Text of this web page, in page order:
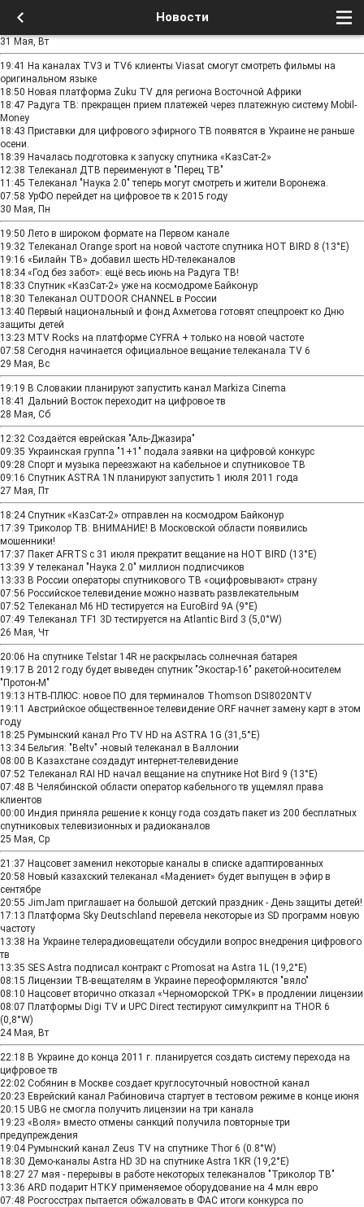
Новости
31 Мая, Вт
19:41 На каналах TV3 и TV6 клиенты Viasat смогут смотреть фильмы на
оригинальном языке
18:50 Новая платформа Zuku TV для региона Восточной Африки
18:47 Радуга ТВ: прекращен прием платежей через платежную систему Mobil-
Money
18:43 Приставки для цифрового эфирного ТВ появятся в Украине не раньше
осени.
18:39 Началась подготовка к запуску спутника «КазСат-2»
12:38 Телеканал ДТВ переименуют в "Перец ТВ"
11:45 Телеканал "Наука 2.0" теперь могут смотреть и жители Воронежа.
07:58 УрФО перейдет на цифровое тв к 2015 году
30 Мая, Пн
19:50 Лето в широком формате на Первом канале
19:32 Телеканал Orange sport на новой частоте спутника HOT BIRD 8 (13°E)
19:16 «Билайн ТВ» добавил шесть HD-телеканалов
18:34 «Год без забот»: ещё весь июнь на Радуга ТВ!
18:33 Спутник «КазСат-2» уже на космодроме Байконур
18:30 Телеканал OUTDOOR CHANNEL в России
13:40 Первый национальный и фонд Ахметова готовят спецпроект ко Дню
защиты детей
13:23 MTV Rocks на платформе CYFRA + только на новой частоте
07:58 Сегодня начинается официальное вещание телеканала TV 6
29 Мая, Вс
19:19 В Словакии планируют запустить канал Markiza Cinema
18:41 Дальний Восток переходит на цифровое тв
28 Мая, Сб
12:32 Создаётся еврейская "Аль-Джазира"
09:35 Украинская группа "1+1" подала заявки на цифровой конкурс
09:28 Cпорт и музыка переезжают на кабельное и спутниковое ТВ
09:16 Cпутник ASTRA 1N планируют запустить 1 июля 2011 года
27 Мая, Пт
18:24 Спутник «КазСат-2» отправлен на космодром Байконур
17:39 Триколор ТВ: ВНИМАНИЕ! В Московской области появились
мошенники!
17:37 Пакет AFRTS с 31 июля прекратит вещание на HOT BIRD (13°E)
13:39 У телеканал "Наука 2.0" миллион подписчиков
13:33 В России операторы спутникового ТВ «оцифровывают» страну
07:56 Российское телевидение можно назвать развлекательным
07:52 Телеканал M6 HD тестируется на EuroBird 9A (9°E)
07:49 Телеканал TF1 3D тестируется на Atlantic Bird 3 (5,0°W)
26 Мая, Чт
20:06 На спутнике Telstar 14R не раскрылась солнечная батарея
19:17 В 2012 году будет выведен спутник "Экостар-16" ракетой-носителем
"Протон-М"
19:13 НТВ-ПЛЮС: новое ПО для терминалов Thomson DSI8020NTV
19:11 Австрийское общественное телевидение ORF начнет замену карт в этом
году
18:25 Румынский канал Pro TV HD на ASTRA 1G (31,5°E)
13:34 Бельгия: "Beltv" -новый телеканал в Валлонии
08:00 В Казахстане создадут интернет-телевидение
07:52 Телеканал RAI HD начал вещание на спутнике Hot Bird 9 (13°E)
07:48 В Челябинской области оператор кабельного тв ущемлял права
клиентов
00:00 Индия приняла решение к концу года создать пакет из 200 бесплатных
спутниковых телевизионных и радиоканалов
25 Мая, Ср
21:37 Нацсовет заменил некоторые каналы в списке адаптированных
20:58 Новый казахский телеканал «Мадениет» будет выпущен в эфир в
сентябре
20:55 JimJam приглашает на большой детский праздник - День защиты детей!
17:13 Платформа Sky Deutschland перевела некоторые из SD программ новую
частоту
13:38 На Украине телерадиовещатели обсудили вопрос внедрения цифрового
тв
13:35 SES Astra подписал контракт с Promosat на Astra 1L (19,2°E)
08:15 Лицензии ТВ-вещателям в Украине переоформляются "вяло"
08:10 Нацсовет вторично отказал «Черноморской ТРК» в продлении лицензии
08:07 Платформы Digi TV и UPC Direct тестируют симулкрипт на THOR 6
(0,8°W)
24 Мая, Вт
22:18 В Украине до конца 2011 г. планируется создать систему перехода на
цифровое тв
22:02 Собянин в Москве создает круглосуточный новостной канал
20:23 Еврейский канал Рабиновича стартует в тестовом режиме в конце июня
20:15 UBG не смогла получить лицензии на три канала
19:23 «Воля» вместо отмены санкций получила повторные три
предупреждения
19:04 Румынский канал Zeus TV на спутнике Thor 6 (0.8°W)
18:30 Демо-каналы Astra HD 3D на спутнике Astra 1KR (19,2°E)
18:27 27 мая - перерывы в работе некоторых телеканалов "Триколор ТВ"
13:36 ARD подарит НТКУ применяемое оборудование на 4 млн евро
07:48 Росгосстрах пытается обжаловать в ФАС итоги конкурса по